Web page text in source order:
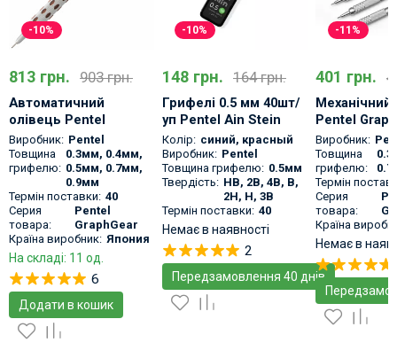
-10%
813 грн. 903 грн.
Автоматичний
олівець Pentel
GraphGear 1000 у
металевому корпусі
Виробник: Pentel
Товщина
грифелю:
0.3мм, 0.4мм,
0.5мм, 0.7мм,
0.9мм
Термін поставки: 40
Серия
товара:
Pentel
GraphGear
Країна виробник: Япония
На складі: 11 од.
6
Додати в кошик
-10%
148 грн. 164 грн.
Грифелі 0.5 мм 40шт/
уп Pentel Ain Stein
Колір: синий, красный
Виробник: Pentel
Товщина грифелю: 0.5мм
Твердість: HB, 2B, 4B, B,
2H, H, 3B
Термін поставки: 40
Немає в наявності
2
Передзамовлення 40 днів
-11%
401 грн.
Механічний
Pentel
Виробник:
Товщина
грифелю:
Термін
Серия
товара:
Країна
Немає в